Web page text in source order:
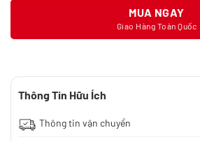
MUA NGAY
Giao Hàng Toàn Quốc
Thông Tin Hữu Ích
Thông tin vận chuyển